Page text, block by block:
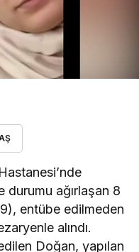
ağırlaşan 8
entübe edilmeden
alındı.
Doğan, yapılan